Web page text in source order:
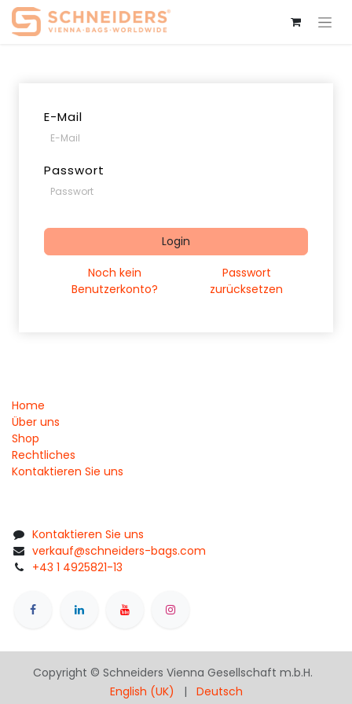
E-Mail
Passwort
Login
Noch kein
Benutzerkonto?
Passwort
zurücksetzen
Home
Über uns
Shop
Rechtliches
Kontaktieren Sie uns
Kontaktieren Sie uns
verkauf@schneiders-bags.com
+43 1 4925821-13
Copyright © Schneiders Vienna Gesellschaft m.b.H.
English (UK)
| Deutsch